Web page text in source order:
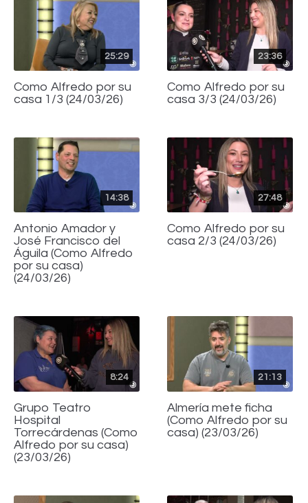
25:29
Como Alfredo por su
casa 1/3 (24/03/26)
23:36
Como Alfredo por su
casa 3/3 (24/03/26)
14:38
Antonio Amador y
José Francisco del
Águila (Como Alfredo
por su casa)
(24/03/26)
27:48
Como Alfredo por su
casa 2/3 (24/03/26)
8:24
Grupo Teatro
Hospital
Torrecárdenas (Como
Alfredo por su casa)
(23/03/26)
21:13
Almería mete ficha
(Como Alfredo por su
casa) (23/03/26)